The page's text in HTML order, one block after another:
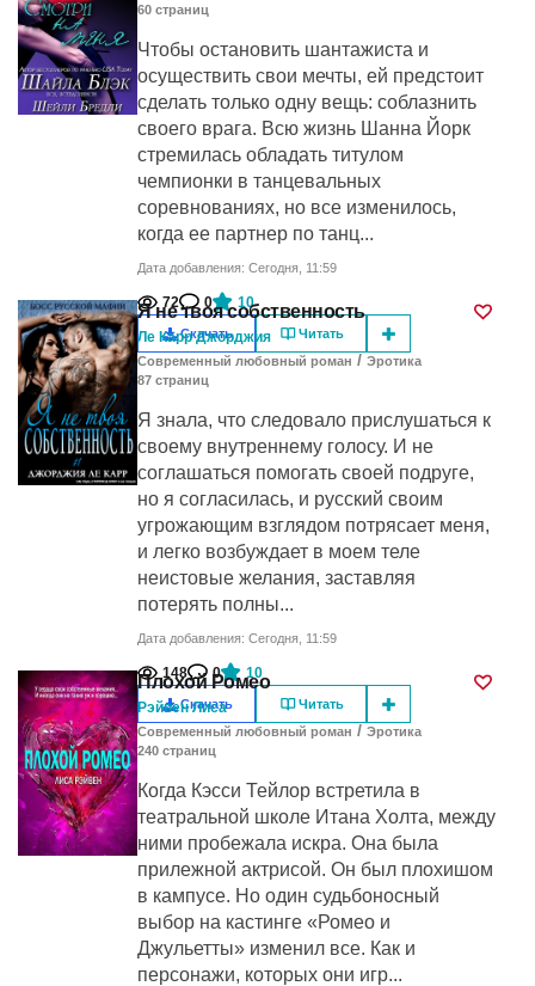
60 cтраниц
Чтобы остановить шантажиста и
осуществить свои мечты, ей предстоит
сделать только одну вещь: соблазнить
своего врага. Всю жизнь Шанна Йорк
стремилась обладать титулом
чемпионки в танцевальных
соревнованиях, но все изменилось,
когда ее партнер по танц...
Дата добавления: Сегодня, 11:59
72 0 10
Скачать Читать
Я не твоя собственность
Ле Карр Джорджия
Современный любовный роман / Эротика
87 cтраниц
Я знала, что следовало прислушаться к
своему внутреннему голосу. И не
соглашаться помогать своей подруге,
но я согласилась, и русский своим
угрожающим взглядом потрясает меня,
и легко возбуждает в моем теле
неистовые желания, заставляя
потерять полны...
Дата добавления: Сегодня, 11:59
148 0 10
Скачать Читать
Плохой Ромео
Рэйвен Лиса
Современный любовный роман / Эротика
240 cтраниц
Когда Кэсси Тейлор встретила в
театральной школе Итана Холта, между
ними пробежала искра. Она была
прилежной актрисой. Он был плохишом
в кампусе. Но один судьбоносный
выбор на кастинге «Ромео и
Джульетты» изменил все. Как и
персонажи, которых они игр...